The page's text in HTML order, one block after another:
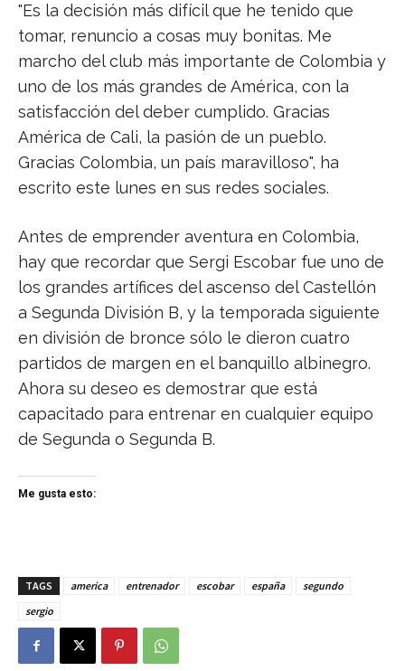
"Es la decisión más difícil que he tenido que
tomar, renuncio a cosas muy bonitas. Me
marcho del club más importante de Colombia y
uno de los más grandes de América, con la
satisfacción del deber cumplido. Gracias
América de Cali, la pasión de un pueblo.
Gracias Colombia, un país maravilloso", ha
escrito este lunes en sus redes sociales.
Antes de emprender aventura en Colombia,
hay que recordar que Sergi Escobar fue uno de
los grandes artífices del ascenso del Castellón
a Segunda División B, y la temporada siguiente
en división de bronce sólo le dieron cuatro
partidos de margen en el banquillo albinegro.
Ahora su deseo es demostrar que está
capacitado para entrenar en cualquier equipo
de Segunda o Segunda B.
Me gusta esto:
TAGS america entrenador escobar españa
segundo
sergio